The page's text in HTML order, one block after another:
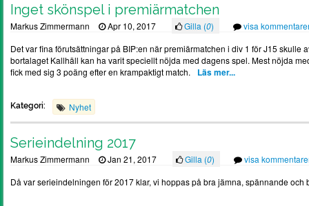
Inget skönspel i premiärmatchen
Markus Zimmermann Apr 10, 2017 Gilla (0)
visa
Det var fina förutsättningar på BIP:en när premiärmatchen i div 1 för J15 skulle
bortalaget Kallhäll kan ha varit speciellt nöjda med dagens spel. Mest nöjda
fick med sig 3 poäng efter en krampaktigt match.
Läs mer...
Kategori: Nyhet
Serieindelning 2017
Markus Zimmermann Jan 21, 2017 Gilla (0)
visa
Då var serieindelningen för 2017 klar, vi hoppas på bra jämna, spännande och